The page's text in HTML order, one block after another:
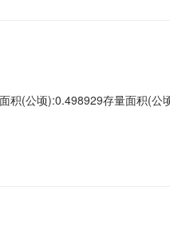
(公顷):0.498929存量面积(公
工时间:实际竣